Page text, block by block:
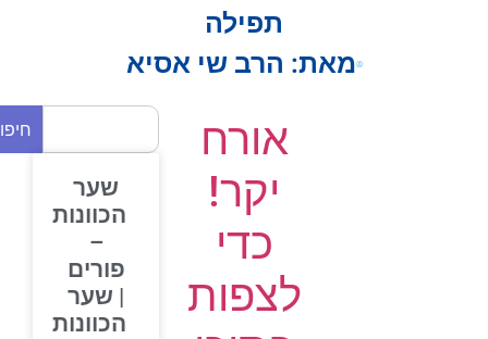
תפילה
מאת:הרב שי אסיא
אורח
יקר!
כדי
לצפות
חיפוש
שער
הכוונות
פורים
| שער
הכוונות